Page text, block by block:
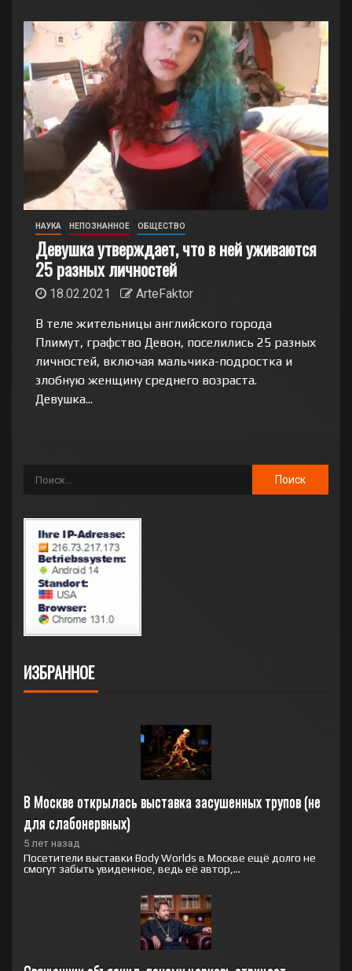
НАУКА НЕПОЗНАННОЕ ОБЩЕСТВО
Девушка утверждает, что в ней уживаются
25 разных личностей
18.02.2021
ArteFaktor
В теле жительницы английского города
Плимут, графство Девон, поселились 25 разных
личностей, включая мальчика-подростка и
злобную женщину среднего возраста.
Девушка...
ИЗБРАННОЕ
В Москве открылась выставка засушенных трупов (не
для слабонервных)
5 лет назад
Посетители выставки Body Worlds в Москве ещё долго не
смогут забыть увиденное, ведь её автор,...